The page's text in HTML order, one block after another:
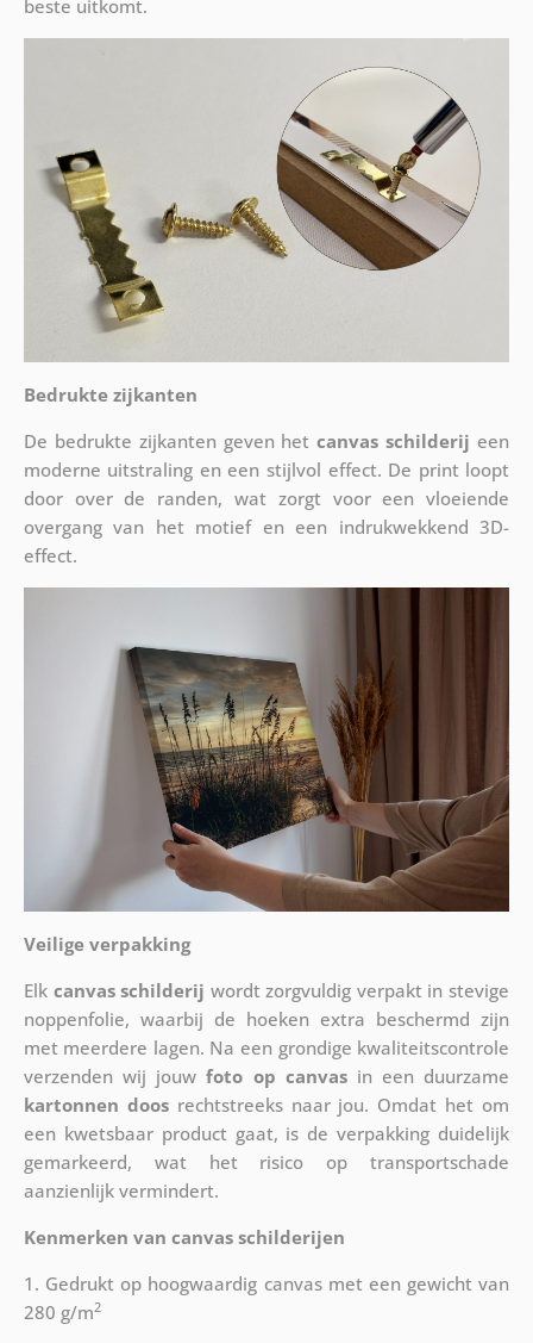
beste uitkomt.
Bedrukte zijkanten
De bedrukte zijkanten geven hetcanvas schilderij een
moderne uitstraling en een stijlvol effect. De print loopt
door over de randen, wat zorgt voor een vloeiende
overgang van het motief en een indrukwekkend 3D-
effect.
Veilige verpakking
Elk canvas schilderij wordt zorgvuldig verpakt in stevige
noppenfolie, waarbij de hoeken extra beschermd zijn
met meerdere lagen. Na een grondige kwaliteitscontrole
verzenden wij jouwfoto op canvasin een duurzame
kartonnen doosrechtstreeks naar jou. Omdat het om
een kwetsbaar product gaat, is de verpakking duidelijk
gemarkeerd, wat het risico op transportschade
aanzienlijk vermindert.
Kenmerken van canvas schilderijen
1. Gedrukt op hoogwaardig canvas met een gewicht van
280 g/m2